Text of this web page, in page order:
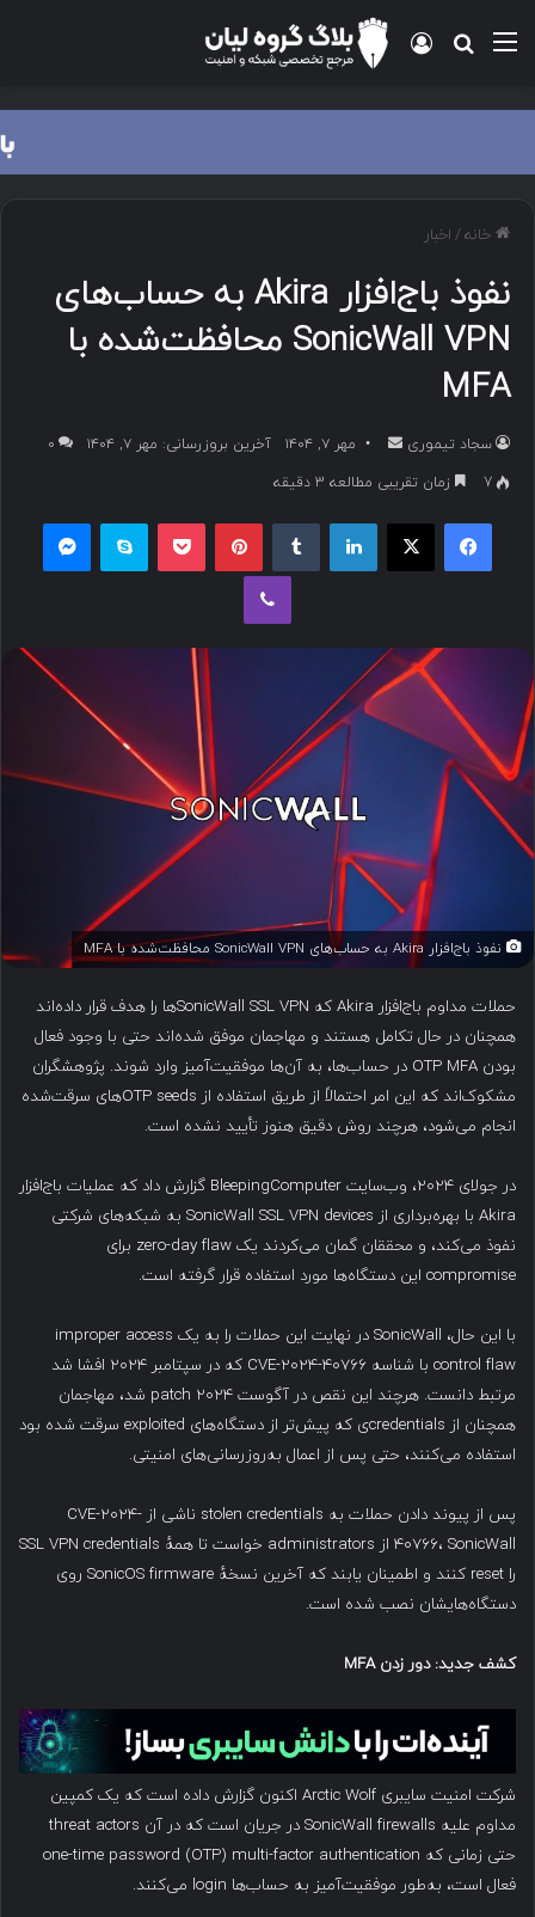
منو جستجو برای
ورود
خانه/ اخبار
نفوذ باج‌افزار Akira به حساب‌های
SonicWall VPN محافظت‌شده با
MFA
سجاد تیموری
ا
ا
مهر ۷, ۱۴۰۴ آخرین بروزرسانی: مهر ۷, ۱۴۰۴
۰
7
زمان تقریبی مطالعه 3 دقیقه
فیسبوک ایکس لینکداین پینتریست پاکت اسکایپ
وایبر
نفوذ باج‌افزار Akira به حساب‌های SonicWall VPN محافظت‌شده با MFA
حملات مداوم باج‌افزار Akira که SonicWall SSL VPN‌ها را هدف قرار داده‌اند
همچنان در حال تکامل هستند و مهاجمان موفق شده‌اند حتی با وجود فعال
بودن OTP MFA در حساب‌ها، به آن‌ها موفقیت‌آمیز وارد شوند. پژوهشگران
مشکوک‌اند که این امر احتمالاً از طریق استفاده از OTP seeds‌های سرقت‌شده
انجام می‌شود، هرچند روش دقیق هنوز تأیید نشده است.
در جولای ۲۰۲۴، وب‌سایت BleepingComputer گزارش داد که عملیات باج‌افزار
Akira با بهره‌برداری از SonicWall SSL VPN devices به شبکه‌های شرکتی
نفوذ می‌کند، و محققان گمان می‌کردند یک zero-day flaw برای
compromise این دستگاه‌ها مورد استفاده قرار گرفته است.
با این حال، SonicWall در نهایت این حملات را به یک improper access
control flaw با شناسه CVE-2024-40766 که در سپتامبر ۲۰۲۴ افشا شد
مرتبط دانست. هرچند این نقص در آگوست ۲۰۲۴ patch شد، مهاجمان
همچنان از credentials‌ی که پیش‌تر از دستگاه‌های exploited سرقت شده بود
استفاده می‌کنند، حتی پس از اعمال به‌روزرسانی‌های امنیتی.
پس از پیوند دادن حملات به stolen credentials ناشی از CVE-2024-
40766، SonicWall از administrators خواست تا همهٔ SSL VPN credentials
را reset کنند و اطمینان یابند که آخرین نسخهٔ SonicOS firmware روی
دستگاه‌هایشان نصب شده است.
کشف جدید: دور زدن MFA
شرکت امنیت سایبری Arctic Wolf اکنون گزارش داده است که یک کمپین
مداوم علیه SonicWall firewalls در جریان است که در آن threat actors
حتی زمانی که one-time password (OTP) multi-factor authentication
فعال است، به‌طور موفقیت‌آمیز به حساب‌ها login می‌کنند.